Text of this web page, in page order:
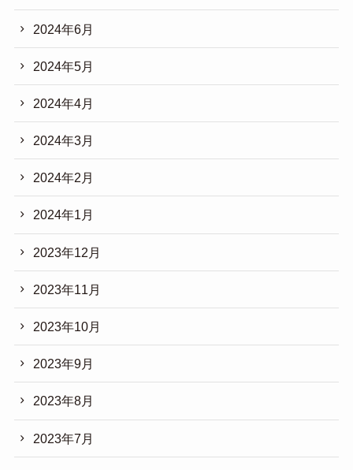
2024年6月
2024年5月
2024年4月
2024年3月
2024年2月
2024年1月
2023年12月
2023年11月
2023年10月
2023年9月
2023年8月
2023年7月